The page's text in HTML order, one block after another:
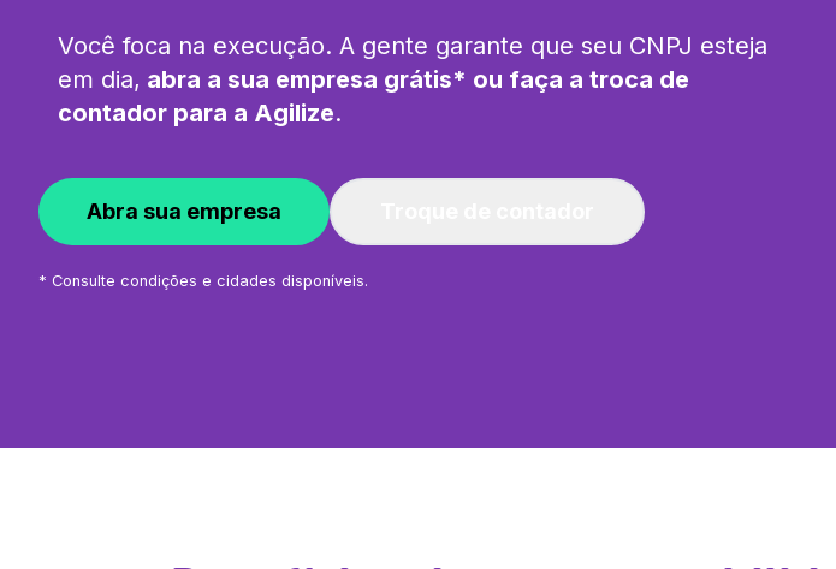
Você foca na execução. A gente garante que seu CNPJ esteja
em dia, abra a sua empresa grátis* ou faça a troca de
contador para a Agilize.
Abra sua empresa
* Consulte condições e cidades disponíveis.